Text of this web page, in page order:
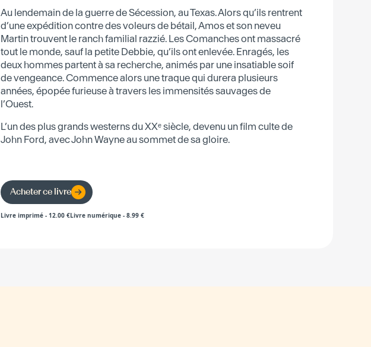
Au lendemain de la guerre de Sécession, au Texas. Alors qu’ils rentrent
d’une expédition contre des voleurs de bétail, Amos et son neveu
Martin trouvent le ranch familial razzié. Les Comanches ont massacré
tout le monde, sauf la petite Debbie, qu’ils ont enlevée. Enragés, les
deux hommes partent à sa recherche, animés par une insatiable soif
de vengeance. Commence alors une traque qui durera plusieurs
années, épopée furieuse à travers les immensités sauvages de
l’Ouest.
L’un des plus grands westerns du XXᵉ siècle, devenu un film culte de
John Ford, avec John Wayne au sommet de sa gloire.
Acheter ce livre
Livre imprimé - 12.00 €Livre numérique - 8.99 €